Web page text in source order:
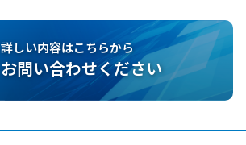
詳しい内容はこちらから
お問い合わせください